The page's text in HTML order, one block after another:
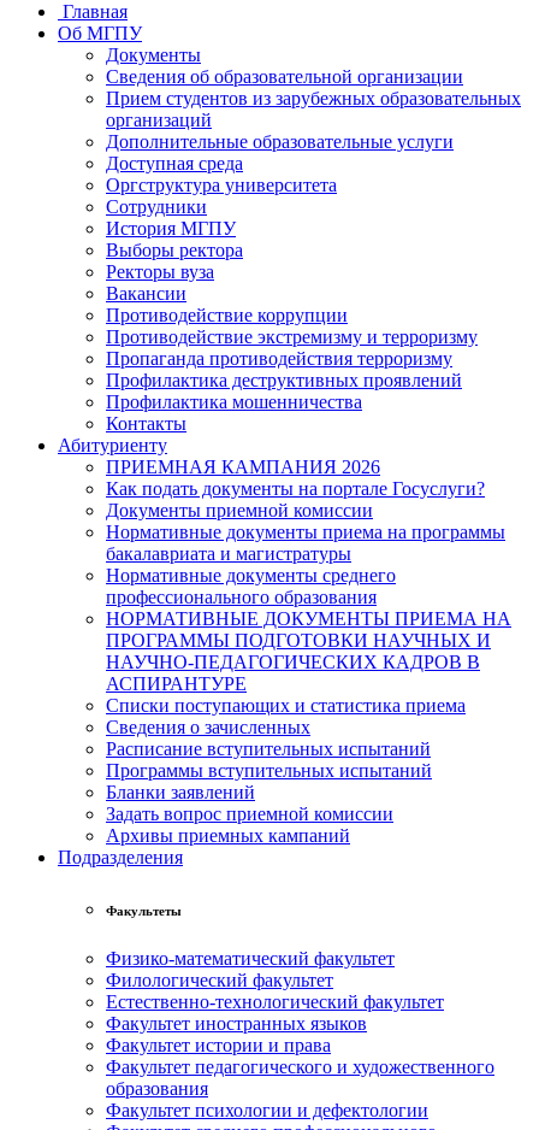
Главная
Об МГПУ
Документы
Сведения об образовательной организации
Прием студентов из зарубежных образовательных
организаций
Дополнительные образовательные услуги
Доступная среда
Оргструктура университета
Сотрудники
История МГПУ
Выборы ректора
Ректоры вуза
Вакансии
Противодействие коррупции
Противодействие экстремизму и терроризму
Пропаганда противодействия терроризму
Профилактика деструктивных проявлений
Профилактика мошенничества
Контакты
Абитуриенту
ПРИЕМНАЯ КАМПАНИЯ 2026
Как подать документы на портале Госуслуги?
Документы приемной комиссии
Нормативные документы приема на программы
бакалавриата и магистратуры
Нормативные документы среднего
профессионального образования
НОРМАТИВНЫЕ ДОКУМЕНТЫ ПРИЕМА НА
ПРОГРАММЫ ПОДГОТОВКИ НАУЧНЫХ И
НАУЧНО-ПЕДАГОГИЧЕСКИХ КАДРОВ В
АСПИРАНТУРЕ
Списки поступающих и статистика приема
Сведения о зачисленных
Расписание вступительных испытаний
Программы вступительных испытаний
Бланки заявлений
Задать вопрос приемной комиссии
Архивы приемных кампаний
Подразделения
Факультеты
Физико-математический факультет
Филологический факультет
Естественно-технологический факультет
Факультет иностранных языков
Факультет истории и права
Факультет педагогического и художественного
образования
Факультет психологии и дефектологии